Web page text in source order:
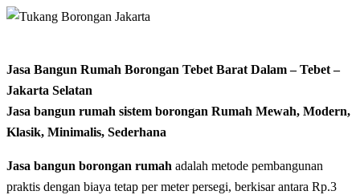
Jasa Bangun Rumah Borongan Tebet Barat Dalam – Tebet –
Jakarta Selatan
Jasa bangun rumah sistem borongan Rumah Mewah, Modern,
Klasik, Minimalis, Sederhana
Jasa bangun borongan rumah adalah metode pembangunan
praktis dengan biaya tetap per meter persegi, berkisar antara Rp.3